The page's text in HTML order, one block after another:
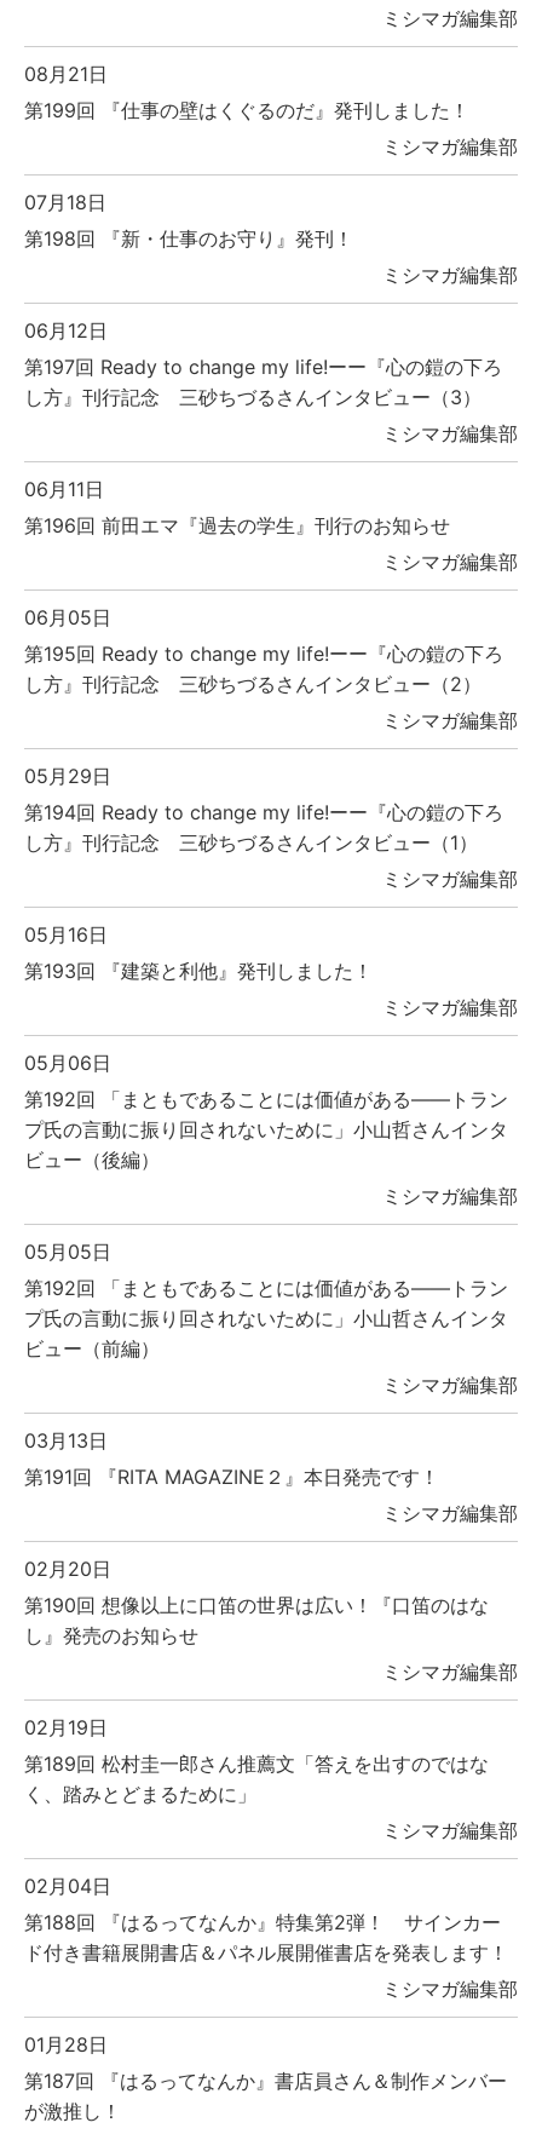
ミシマガ編集部
08月21日
第199回 『仕事の壁はくぐるのだ』発刊しました！
ミシマガ編集部
07月18日
第198回 『新・仕事のお守り』発刊！
ミシマガ編集部
06月12日
第197回 Ready to change my life!ーー『心の鎧の下ろ
し方』刊行記念 三砂ちづるさんインタビュー（3）
ミシマガ編集部
06月11日
第196回 前田エマ『過去の学生』刊行のお知らせ
ミシマガ編集部
06月05日
第195回 Ready to change my life!ーー『心の鎧の下ろ
し方』刊行記念 三砂ちづるさんインタビュー（2）
ミシマガ編集部
05月29日
第194回 Ready to change my life!ーー『心の鎧の下ろ
し方』刊行記念 三砂ちづるさんインタビュー（1）
ミシマガ編集部
05月16日
第193回 『建築と利他』発刊しました！
ミシマガ編集部
05月06日
第192回 「まともであることには価値がある――トラン
プ氏の言動に振り回されないために」小山哲さんインタ
ビュー（後編）
ミシマガ編集部
05月05日
第192回 「まともであることには価値がある――トラン
プ氏の言動に振り回されないために」小山哲さんインタ
ビュー（前編）
ミシマガ編集部
03月13日
第191回 『RITA MAGAZINE２』本日発売です！
ミシマガ編集部
02月20日
第190回 想像以上に口笛の世界は広い！『口笛のはな
し』発売のお知らせ
ミシマガ編集部
02月19日
第189回 松村圭一郎さん推薦文「答えを出すのではな
く、踏みとどまるために」
ミシマガ編集部
02月04日
第188回 『はるってなんか』特集第2弾！ サインカー
ド付き書籍展開書店＆パネル展開催書店を発表します！
ミシマガ編集部
01月28日
第187回 『はるってなんか』書店員さん＆制作メンバー
が激推し！